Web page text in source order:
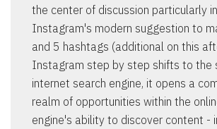
the center of discussion particularly
Instagram's modern suggestion to
and 5 hashtags (additional on this
Instagram step by step shifts to the
internet search engine, it opens a
realm of opportunities within the
engine's ability to discover content -